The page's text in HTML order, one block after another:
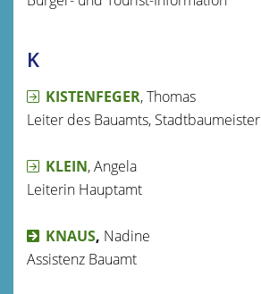
K
KISTENFEGER, Thomas
Leiter des Bauamts, Stadtbaumeister
KLEIN, Angela
Leiterin Hauptamt
KNAUS, Nadine
Assistenz Bauamt